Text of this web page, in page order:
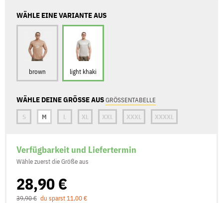
WÄHLE EINE VARIANTE AUS
brown light khaki
WÄHLE DEINE GRÖSSE AUSGRÖSSENTABELLE
S
M L XL XXL XXXL XXXXL
Verfügbarkeit und Liefertermin
Wähle zuerst die Größe aus
28,90 €
39,90 € du sparst 11,00 €